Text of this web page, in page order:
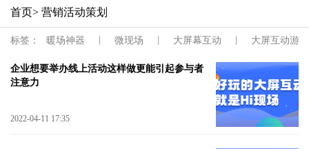
首页> 营销活动策划
标签： 暖场神器 微现场 大屏幕互动 大屏互动游戏
企业想要举办线上活动这样做更能引起参与者
注意力
2022-04-11 17:35